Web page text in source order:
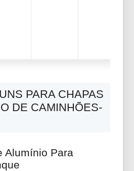
PARA CHAPAS
DE CAMINHÕES-
Alumínio Para